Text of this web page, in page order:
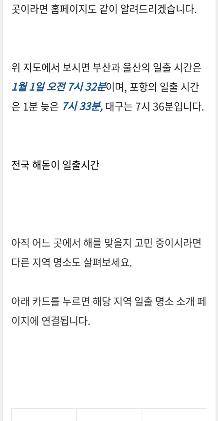
곳이라면 홈페이지도 같이 알려드리겠습니다.
위 지도에서 보시면 부산과 울산의 일출 시간은
1월 1일 오전 7시 32분이며, 포항의 일출 시간
은 1분 늦은 7시 33분,대구는 7시 36분입니다.
전국 해돋이 일출시간
아직 어느 곳에서 해를 맞을지 고민 중이시라면
다른 지역 명소도 살펴보세요.
아래 카드를 누르면 해당 지역 일출 명소 소개 페
이지에 연결됩니다.